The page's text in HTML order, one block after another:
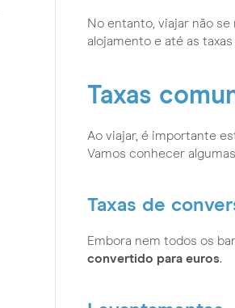
No entanto, viajar não
alojamento e até as
Taxas
Ao viajar, é importante
Vamos conhecer
Taxas de
Embora nem todos os
convertido para euros.